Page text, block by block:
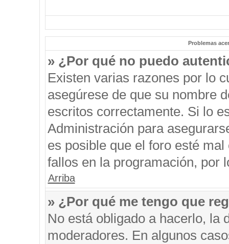
Problemas
» ¿Por qué no puedo
Existen varias razones por lo
asegúrese de que su nombre
escritos correctamente. Si lo
Administración para
es posible que el foro esté
fallos en la programación, por
Arriba
» ¿Por qué me tengo que
No está obligado a hacerlo, la
moderadores. En algunos